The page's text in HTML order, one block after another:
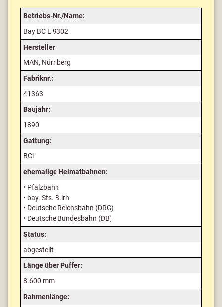
Betriebs-Nr./Name:
Bay BC L 9302
Hersteller:
MAN, Nürnberg
Fabriknr.:
41363
Baujahr:
1890
Gattung:
BCi
ehemalige Heimatbahnen:
• Pfalzbahn
• bay. Sts. B.lrh
• Deutsche Reichsbahn (DRG)
• Deutsche Bundesbahn (DB)
Status:
abgestellt
Länge über Puffer:
8.600 mm
Rahmenlänge: